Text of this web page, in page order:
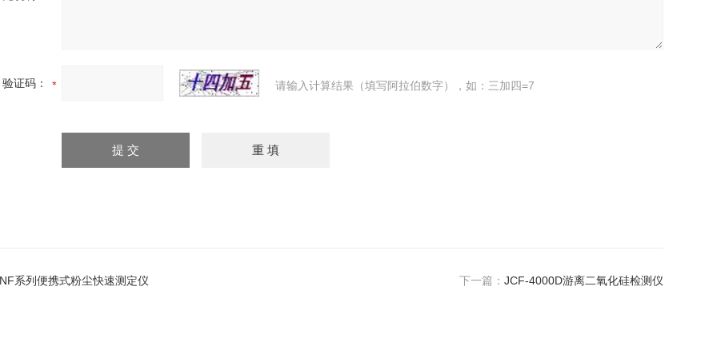
验证码： 请输入计算结果（填写阿拉伯数字），如：三加四=7
系列便携式粉尘快速测定仪 下一篇： JCF-4000D游离二氧化硅检测仪